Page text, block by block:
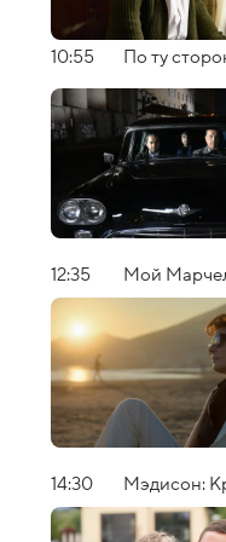
10:55 По ту
12:35 Мой
14:30 Мэдисон: